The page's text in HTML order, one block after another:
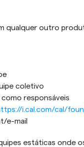
qualquer outro
coletivo
como responsáveis
i.cal.com/cal/
e-mail
estáticas onde